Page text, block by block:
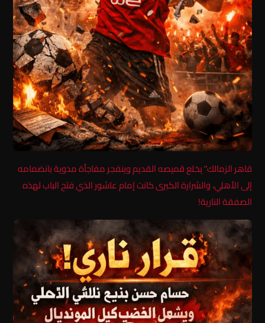
قاهر الزمالك” يخلع قميصه القديم وينفجر مفاجأة مدوية بانضمامه
إلى الأهلي، والشرارة الكبرى كانت إمام عاشور الذي فتح الباب لهذه
الصفقة النارية!